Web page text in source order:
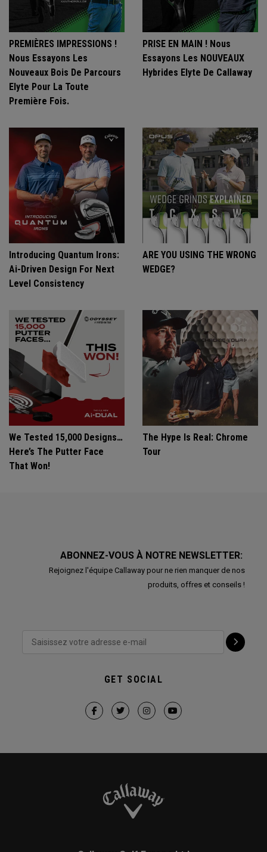
PREMIÈRES IMPRESSIONS !
Nous Essayons Les
Nouveaux Bois De Parcours
Elyte Pour La Toute
Première Fois.
PRISE EN MAIN ! Nous
Essayons Les NOUVEAUX
Hybrides Elyte De Callaway
Introducing Quantum Irons:
Ai-Driven Design For Next
Level Consistency
ARE YOU USING THE WRONG
WEDGE?
We Tested 15,000 Designs…
Here’s The Putter Face
That Won!
The Hype Is Real: Chrome
Tour
ABONNEZ-VOUS À NOTRE NEWSLETTER:
Rejoignez l'équipe Callaway pour ne rien manquer de nos
produits, offres et conseils !
GET SOCIAL